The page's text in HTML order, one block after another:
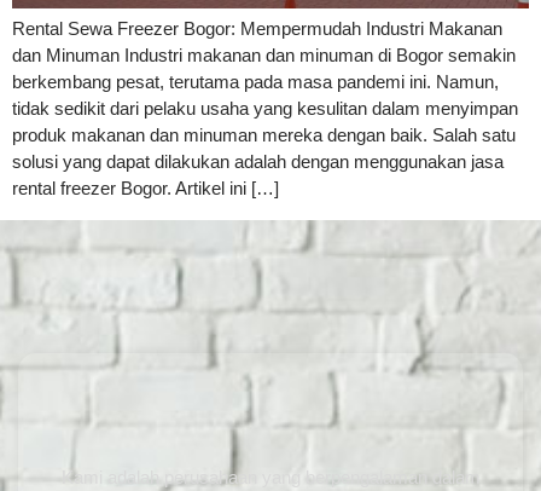
Rental Sewa Freezer Bogor: Mempermudah Industri Makanan
dan Minuman Industri makanan dan minuman di Bogor semakin
berkembang pesat, terutama pada masa pandemi ini. Namun,
tidak sedikit dari pelaku usaha yang kesulitan dalam menyimpan
produk makanan dan minuman mereka dengan baik. Salah satu
solusi yang dapat dilakukan adalah dengan menggunakan jasa
rental freezer Bogor. Artikel ini […]
Kami adalah perusahaan yang berpengalaman dalam